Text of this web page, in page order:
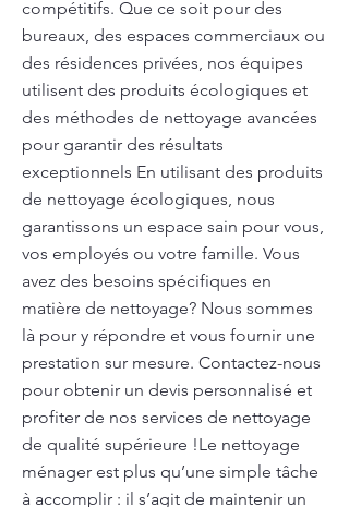
compétitifs. Que ce soit pour des
bureaux, des espaces commerciaux ou
des résidences privées, nos équipes
utilisent des produits écologiques et
des méthodes de nettoyage avancées
pour garantir des résultats
exceptionnels En utilisant des produits
de nettoyage écologiques, nous
garantissons un espace sain pour vous,
vos employés ou votre famille. Vous
avez des besoins spécifiques en
matière de nettoyage? Nous sommes
là pour y répondre et vous fournir une
prestation sur mesure. Contactez-nous
pour obtenir un devis personnalisé et
profiter de nos services de nettoyage
de qualité supérieure !Le nettoyage
ménager est plus qu’une simple tâche
à accomplir : il s’agit de maintenir un